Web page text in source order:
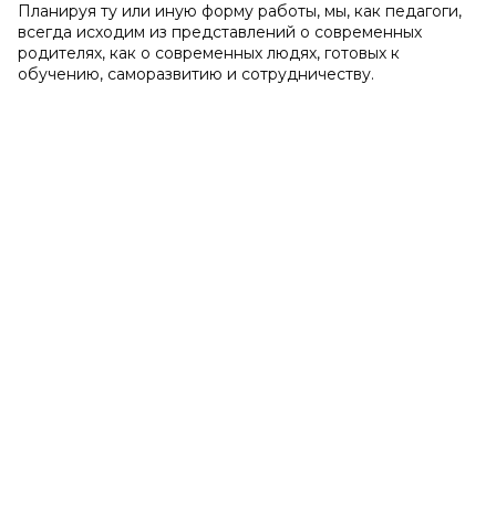
Планируя ту или иную форму работы, мы, как педагоги,
всегда исходим из представлений о современных
родителях, как о современных людях, готовых к
обучению, саморазвитию и сотрудничеству.